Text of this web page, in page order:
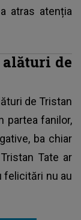
atras atenția
de
de Tristan
partea fanilor,
ba chiar
Tate ar
felicitări nu au